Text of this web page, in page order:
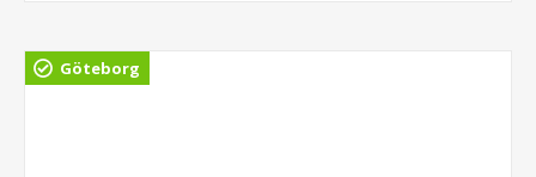
Göteborg